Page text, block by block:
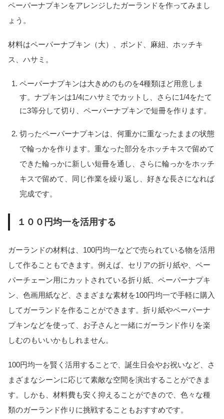
ペーパーナプキンをアレンジしたガーランドを作ってみまし
ょう。
材料はペーパーナプキン（大）、ボンド、麻紐、ホッチキ
ス、ハサミ。
ペーパーナプキンは大きめのものを4種類ほど用意しま
す。ナプキンは1/4にハサミでカットし、さらに1/4をたて
に3等分して切り、ペーパーナプキンで短冊を作ります。
切ったペーパーナプキンは、何重かに重なったままの状態
で輪っかを作ります。重なった部分をホッチキスで留めて
できた輪っかに新しい短冊を通し、さらに輪っかをホッチ
キスで留めて、同じ作業を繰り返し、好きな長さになれば
完成です。
１００円均一を活用する
ガーランドの材料は、100円均一などで売られている物を活用
して作ることもできます。例えば、セリアの折り紙や、ペー
パーチェーン用にカットされている折り紙、ペーパーナプキ
ン、色画用紙など、さまざまな素材を100円均一で手軽に購入
してガーランドを作ることができます。折り紙やペーパーナ
プキンなどを使って、お子さんと一緒にガーランド作りを楽
しむのもいいかもしれません。
100円均一を賢く活用することで、誕生日会やお祝いなど、さ
まざまなシーンに応じて素敵な空間を演出することができま
す。しかも、材料費も安く抑えることができので、色々な種
類のガーランド作りに挑戦することもおすすめです。